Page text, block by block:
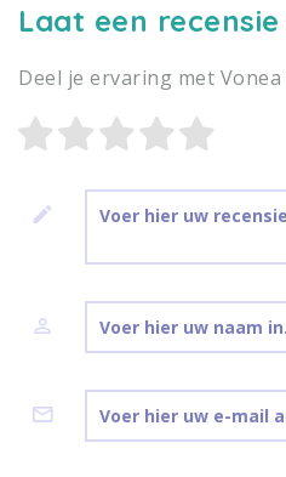
Laat een
Deel je ervaring met